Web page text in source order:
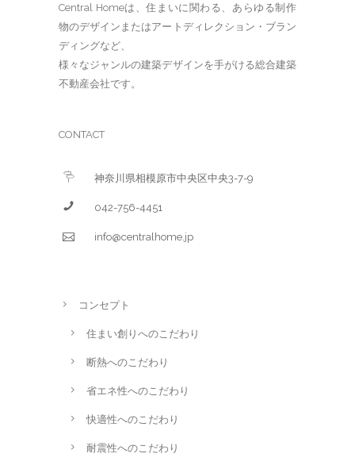
Central Homeは、住まいに関わる、あらゆる制作
物のデザインまたはアートディレクション・ブラン
ディングなど、
様々なジャンルの建築デザインを手がける総合建築
不動産会社です。
CONTACT
神奈川県相模原市中央区中央3-7-9
042-756-4451
info@centralhome.jp
コンセプト
住まい創りへのこだわり
断熱へのこだわり
省エネ性へのこだわり
快適性へのこだわり
耐震性へのこだわり